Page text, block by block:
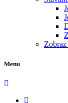
Menu